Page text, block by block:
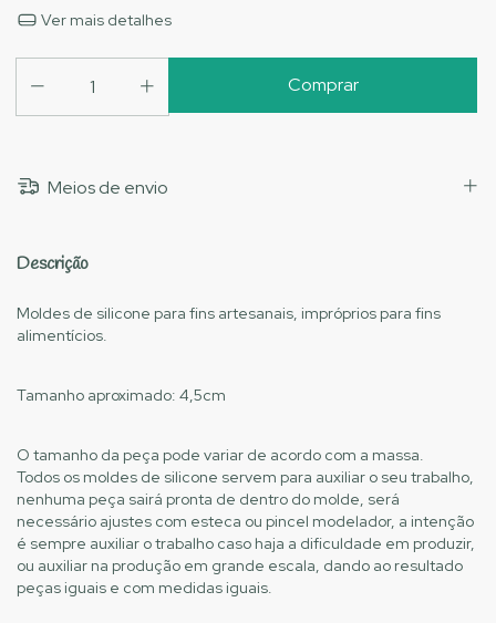
Ver mais detalhes
Meios de envio
Descrição
Moldes de silicone para fins artesanais, impróprios para fins
alimentícios.
Tamanho aproximado: 4,5cm
O tamanho da peça pode variar de acordo com a massa.
Todos os moldes de silicone servem para auxiliar o seu trabalho,
nenhuma peça sairá pronta de dentro do molde, será
necessário ajustes com esteca ou pincel modelador, a intenção
é sempre auxiliar o trabalho caso haja a dificuldade em produzir,
ou auxiliar na produção em grande escala, dando ao resultado
peças iguais e com medidas iguais.